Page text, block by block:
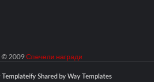
© 2009Спечели награди
TemplateifyShared byWay Templates